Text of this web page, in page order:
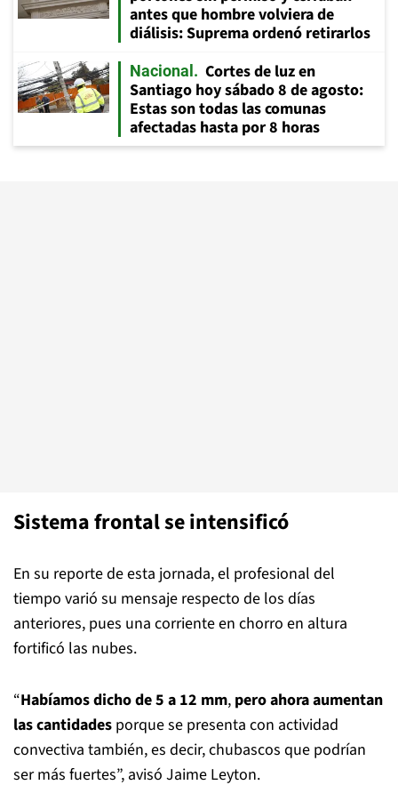
antes que hombre volviera de
diálisis: Suprema ordenó retirarlos
Nacional
Cortes de luz en
Santiago hoy sábado 8 de agosto:
Estas son todas las comunas
afectadas hasta por 8 horas
Sistema frontal se intensificó
En su reporte de esta jornada, el profesional del
tiempo varió su mensaje respecto de los días
anteriores, pues una corriente en chorro en altura
fortificó las nubes.
“Habíamos dicho de 5 a 12 mm, pero ahora aumentan
las cantidades porque se presenta con actividad
convectiva también, es decir, chubascos que podrían
ser más fuertes”, avisó Jaime Leyton.